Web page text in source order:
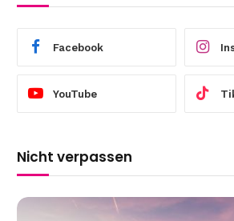
Facebook
YouTube
Nicht verpassen